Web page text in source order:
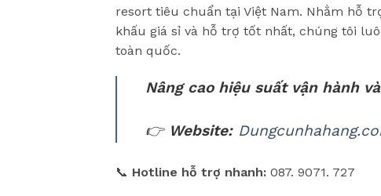
resort tiêu chuẩn tại Việt Nam. Nhằm hỗ
khấu giá sỉ và hỗ trợ tốt nhất, chúng tôi
toàn quốc.
Nâng cao hiệu suất vận hành
👉 Website:
📞 Hotline hỗ trợ nhanh: 087. 9071. 727